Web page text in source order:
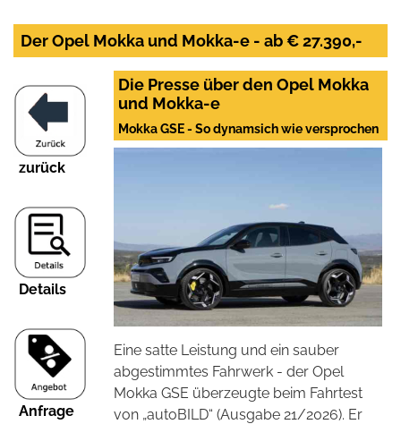
Der Opel Mokka und Mokka-e - ab € 27.390,-
zurück
Details
Anfrage
Die Presse über den Opel Mokka
und Mokka-e
Mokka GSE - So dynamsich wie versprochen
Eine satte Leistung und ein sauber
abgestimmtes Fahrwerk - der Opel
Mokka GSE überzeugte beim Fahrtest
von „autoBILD“ (Ausgabe 21/2026). Er